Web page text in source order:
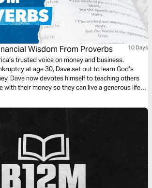
Wisdom From Proverbs 10 Days
trusted voice on money and business.
at age 30, Dave set out to learn God’s
Dave now devotes himself to teaching others
with their money so they can live a generous life